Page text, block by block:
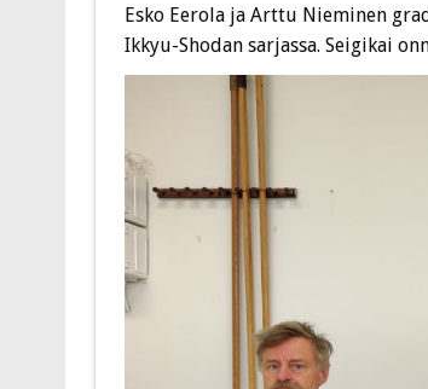
Esko Eerola ja Arttu Nieminen
Ikkyu-Shodan sarjassa. Seigikai